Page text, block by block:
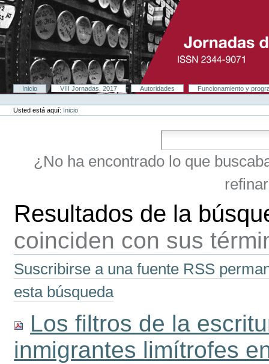
Cambiar
a
contenido.
|
Saltar
navegación
Secciones
Inicio VIII Jornadas, 2017 Autoridades
Funcionamiento y
Herramientas
Personales
Usted está aquí: Inicio
¿No ha encontrado lo que
Resultados de la
coinciden con sus
Suscribirse a una fuente RSS
esta búsqueda
Los filtros de la
inmigrantes limítrofes